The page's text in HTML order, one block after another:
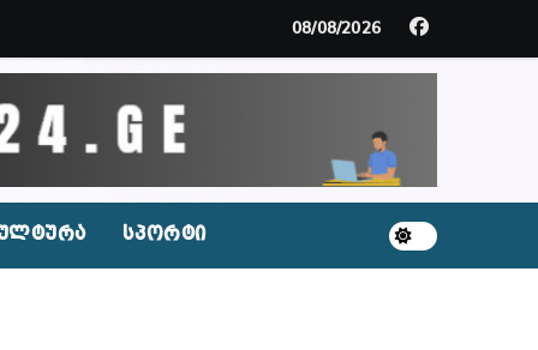
პატიმრობას ითვალისწინებს
შექმნილი რუსი ტურისტებისთვის, ჩვენი
– ეკა კუპატაძე ნანუკა ჟორჟოლიანს
საკანში მოთავსება, საერთაშორისო
ნაცვლად ცხენის ხორცი შეჰქონდათ
08/08/2026
სპორტი